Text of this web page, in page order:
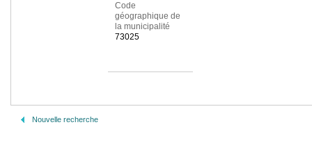
Code
géographique de
la municipalité
73025
Nouvelle recherche